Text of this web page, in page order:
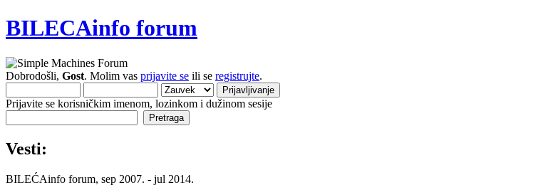
BILECAinfo forum
Dobrodošli, Gost. Molim vas prijavite se ili se registrujte.
Prijavite se korisničkim imenom, lozinkom i dužinom sesije
Vesti:
BILEĆAinfo forum, sep 2007. - jul 2014.